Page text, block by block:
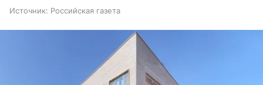
Источник: Российская газета